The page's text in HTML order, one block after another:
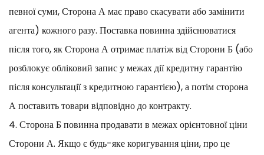
певної суми, Сторона А має право скасувати або замінити
агента) кожного разу. Поставка повинна здійснюватися
після того, як Сторона А отримає платіж від Сторони Б (або
розблокує обліковий запис у межах дії кредитну гарантію
після консультації з кредитною гарантією), а потім сторона
А поставить товари відповідно до контракту.
4. Сторона Б повинна продавати в межах орієнтовної ціни
Сторони А. Якщо є будь-яке коригування ціни, про це